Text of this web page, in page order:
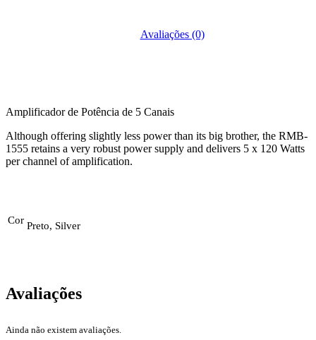
Avaliações (0)
Amplificador de Potência de 5 Canais
Although offering slightly less power than its big brother, the RMB-
1555 retains a very robust power supply and delivers 5 x 120 Watts
per channel of amplification.
Cor Preto, Silver
Avaliações
Ainda não existem avaliações.